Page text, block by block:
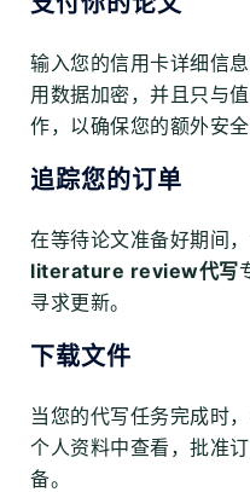
输入您的信用卡详细信
用数据加密，并且只与
作，以确保您的额外安全
追踪您的订单
在等待论文准备好期间
literature review代写
寻求更新。
下载文件
当您的代写任务完成时
个人资料中查看，批准
备。